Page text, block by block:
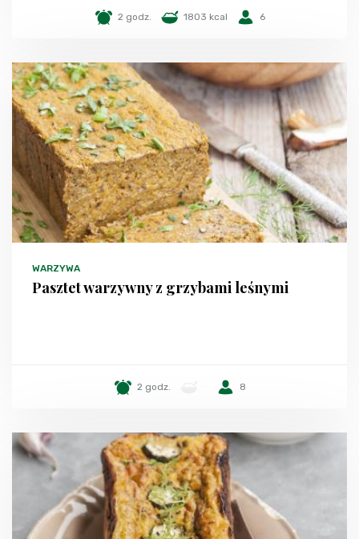
2 godz. 1803 kcal 6
WARZYWA
Pasztet warzywny z grzybami leśnymi
2 godz. 8